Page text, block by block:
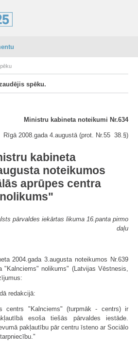
spēku.
Ministru kabineta noteikumi Nr.634
Rīgā 2008.gada 4.augustā (prot. Nr.55 38.§)
kabineta
noteikumos
aprūpes centra
pārvaldes iekārtas likuma 16.panta pirmo
daļu
2004.gada 3.augusta noteikumos Nr.639
"Kalnciems" nolikums" (Latvijas Vēstnesis,
redakcijā:
centrs "Kalnciems" (turpmāk - centrs) ir
esoša tiešās pārvaldes iestāde.
pakļautību pār centru īsteno ar Sociālo